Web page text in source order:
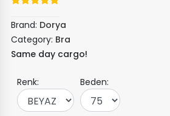
Brand: Dorya
Category: Bra
Same day cargo!
Renk: Beden: